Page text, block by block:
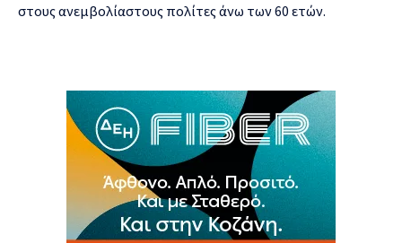
στους ανεμβολίαστους πολίτες άνω των 60 ετών.